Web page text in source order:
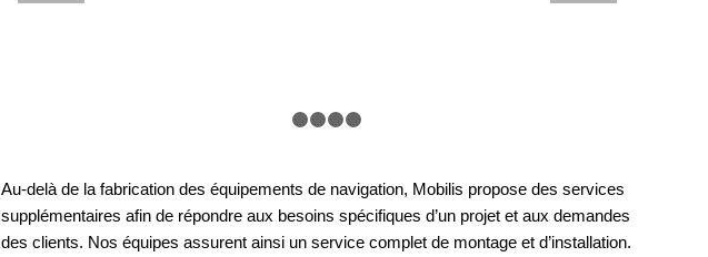
Au-delà de la fabrication des équipements de navigation, Mobilis propose des services
supplémentaires afin de répondre aux besoins spécifiques d’un projet et aux demandes
des clients. Nos équipes assurent ainsi un service complet de montage et d’installation.